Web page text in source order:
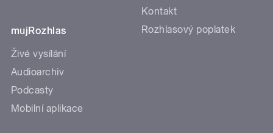
mujRozhlas
Živé vysílání
Audioarchiv
Podcasty
Mobilní aplikace
Kontakt
Rozhlasový poplatek